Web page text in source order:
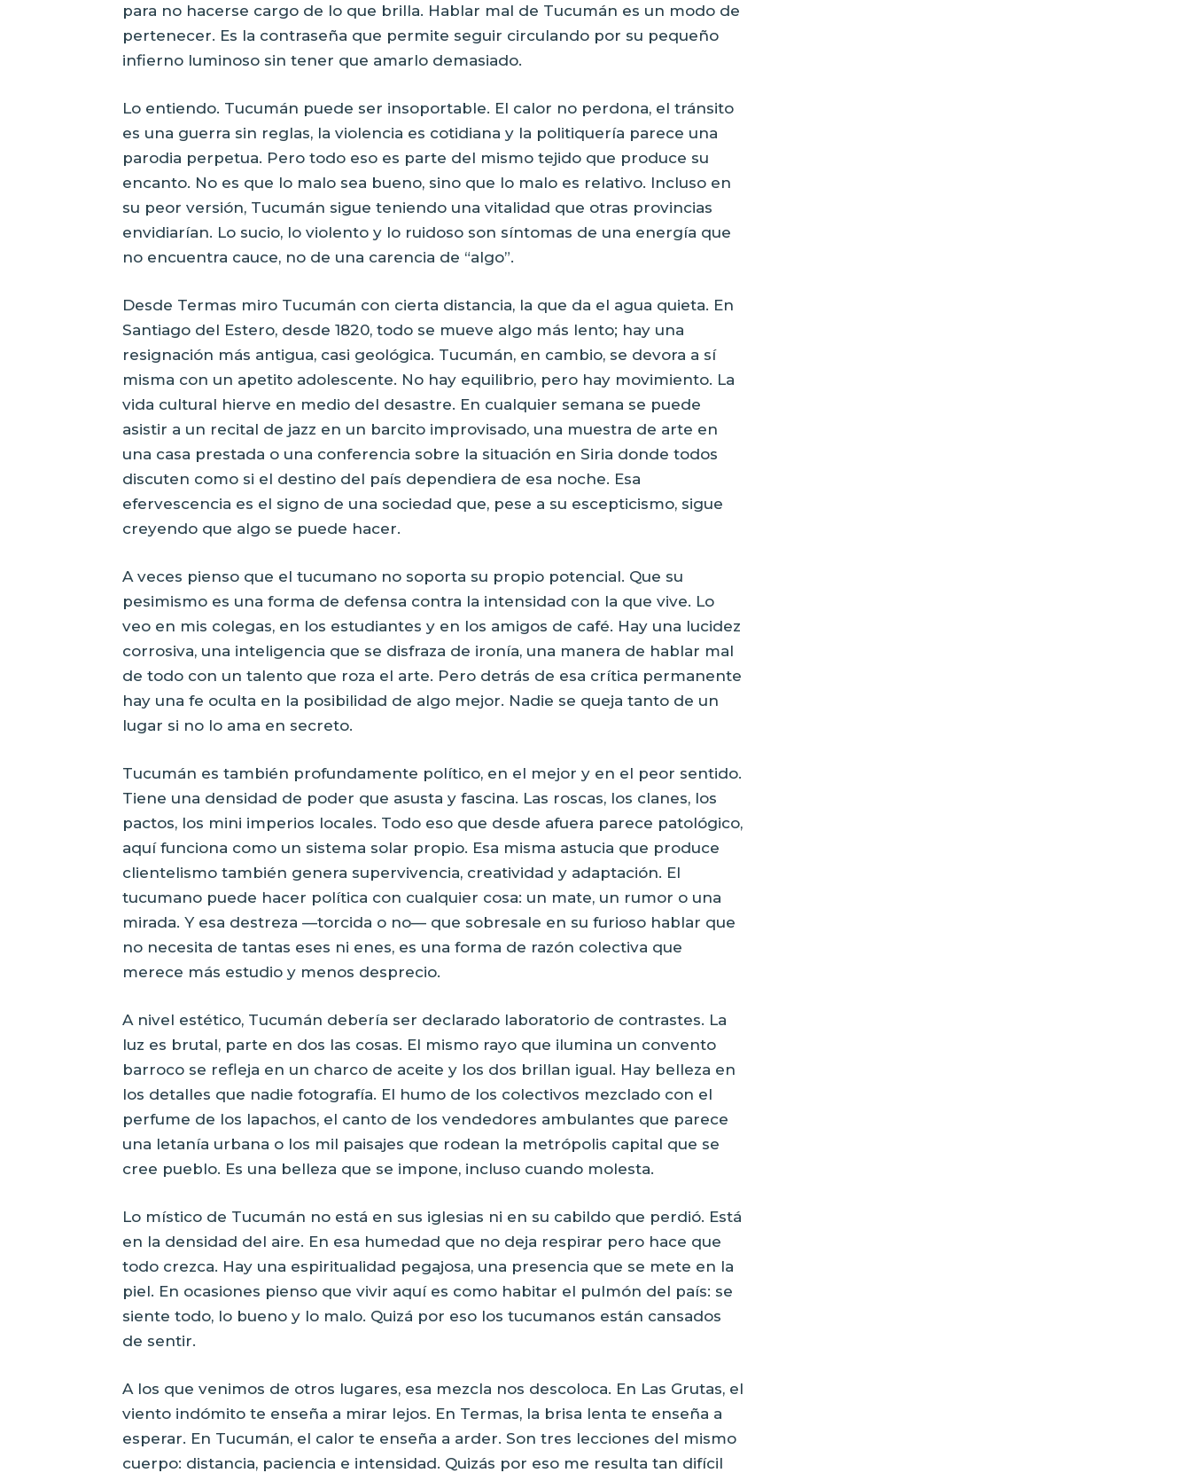
para no hacerse cargo de lo que brilla. Hablar mal de Tucumán es un modo de
pertenecer. Es la contraseña que permite seguir circulando por su pequeño
infierno luminoso sin tener que amarlo demasiado.
Lo entiendo. Tucumán puede ser insoportable. El calor no perdona, el tránsito
es una guerra sin reglas, la violencia es cotidiana y la politiquería parece una
parodia perpetua. Pero todo eso es parte del mismo tejido que produce su
encanto. No es que lo malo sea bueno, sino que lo malo es relativo. Incluso en
su peor versión, Tucumán sigue teniendo una vitalidad que otras provincias
envidiarían. Lo sucio, lo violento y lo ruidoso son síntomas de una energía que
no encuentra cauce, no de una carencia de “algo”.
Desde Termas miro Tucumán con cierta distancia, la que da el agua quieta. En
Santiago del Estero, desde 1820, todo se mueve algo más lento; hay una
resignación más antigua, casi geológica. Tucumán, en cambio, se devora a sí
misma con un apetito adolescente. No hay equilibrio, pero hay movimiento. La
vida cultural hierve en medio del desastre. En cualquier semana se puede
asistir a un recital de jazz en un barcito improvisado, una muestra de arte en
una casa prestada o una conferencia sobre la situación en Siria donde todos
discuten como si el destino del país dependiera de esa noche. Esa
efervescencia es el signo de una sociedad que, pese a su escepticismo, sigue
creyendo que algo se puede hacer.
A veces pienso que el tucumano no soporta su propio potencial. Que su
pesimismo es una forma de defensa contra la intensidad con la que vive. Lo
veo en mis colegas, en los estudiantes y en los amigos de café. Hay una lucidez
corrosiva, una inteligencia que se disfraza de ironía, una manera de hablar mal
de todo con un talento que roza el arte. Pero detrás de esa crítica permanente
hay una fe oculta en la posibilidad de algo mejor. Nadie se queja tanto de un
lugar si no lo ama en secreto.
Tucumán es también profundamente político, en el mejor y en el peor sentido.
Tiene una densidad de poder que asusta y fascina. Las roscas, los clanes, los
pactos, los mini imperios locales. Todo eso que desde afuera parece patológico,
aquí funciona como un sistema solar propio. Esa misma astucia que produce
clientelismo también genera supervivencia, creatividad y adaptación. El
tucumano puede hacer política con cualquier cosa: un mate, un rumor o una
mirada. Y esa destreza —torcida o no— que sobresale en su furioso hablar que
no necesita de tantas eses ni enes, es una forma de razón colectiva que
merece más estudio y menos desprecio.
A nivel estético, Tucumán debería ser declarado laboratorio de contrastes. La
luz es brutal, parte en dos las cosas. El mismo rayo que ilumina un convento
barroco se refleja en un charco de aceite y los dos brillan igual. Hay belleza en
los detalles que nadie fotografía. El humo de los colectivos mezclado con el
perfume de los lapachos, el canto de los vendedores ambulantes que parece
una letanía urbana o los mil paisajes que rodean la metrópolis capital que se
cree pueblo. Es una belleza que se impone, incluso cuando molesta.
Lo místico de Tucumán no está en sus iglesias ni en su cabildo que perdió. Está
en la densidad del aire. En esa humedad que no deja respirar pero hace que
todo crezca. Hay una espiritualidad pegajosa, una presencia que se mete en la
piel. En ocasiones pienso que vivir aquí es como habitar el pulmón del país: se
siente todo, lo bueno y lo malo. Quizá por eso los tucumanos están cansados
de sentir.
A los que venimos de otros lugares, esa mezcla nos descoloca. En Las Grutas, el
viento indómito te enseña a mirar lejos. En Termas, la brisa lenta te enseña a
esperar. En Tucumán, el calor te enseña a arder. Son tres lecciones del mismo
cuerpo: distancia, paciencia e intensidad. Quizás por eso me resulta tan difícil